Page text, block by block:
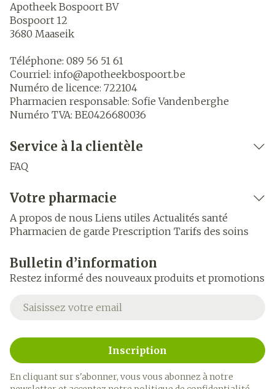
Apotheek Bospoort BV
Bospoort 12
3680 Maaseik
Téléphone: 089 56 51 61
Courriel: info@apotheekbospoort.be
Numéro de licence: 722104
Pharmacien responsable: Sofie Vandenberghe
Numéro TVA: BE0426680036
Service à la clientèle
FAQ
Votre pharmacie
A propos de nous Liens utiles Actualités santé
Pharmacien de garde Prescription Tarifs des soins
Bulletin d’information
Restez informé des nouveaux produits et promotions
Adresse mail
Inscription
En cliquant sur s'abonner, vous vous abonnez à notre